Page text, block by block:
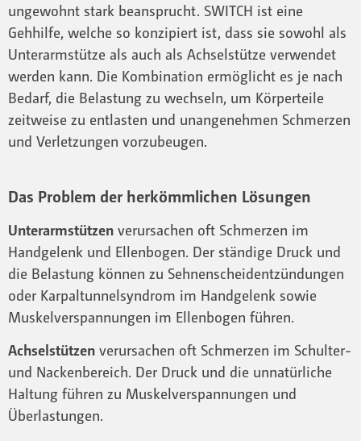
ungewohnt stark beansprucht. SWITCH ist eine
Gehhilfe, welche so konzipiert ist, dass sie sowohl als
Unterarmstütze als auch als Achselstütze verwendet
werden kann. Die Kombination ermöglicht es je nach
Bedarf, die Belastung zu wechseln, um Körperteile
zeitweise zu entlasten und unangenehmen Schmerzen
und Verletzungen vorzubeugen.
Das Problem der herkömmlichen Lösungen
Unterarmstützen verursachen oft Schmerzen im
Handgelenk und Ellenbogen. Der ständige Druck und
die Belastung können zu Sehnenscheidentzündungen
oder Karpaltunnelsyndrom im Handgelenk sowie
Muskelverspannungen im Ellenbogen führen.
Achselstützen verursachen oft Schmerzen im Schulter-
und Nackenbereich. Der Druck und die unnatürliche
Haltung führen zu Muskelverspannungen und
Überlastungen.